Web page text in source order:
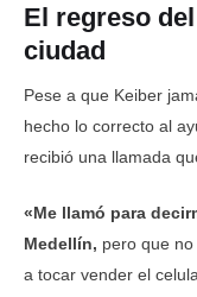
El regreso
ciudad
Pese a que Keiber
hecho lo correcto al
recibió una llamada
«Me llamó para
Medellín, pero que
a tocar vender el